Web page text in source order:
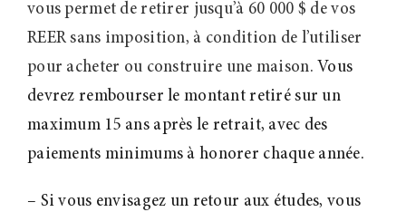
vous permet de retirer jusqu’à 60 000 $ de vos
REER sans imposition, à condition de l’utiliser
pour acheter ou construire une maison. Vous
devrez rembourser le montant retiré sur un
maximum 15 ans après le retrait, avec des
paiements minimums à honorer chaque année.
– Si vous envisagez un retour aux études, vous